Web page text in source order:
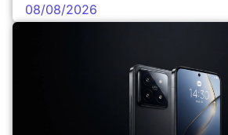
08/08/2026